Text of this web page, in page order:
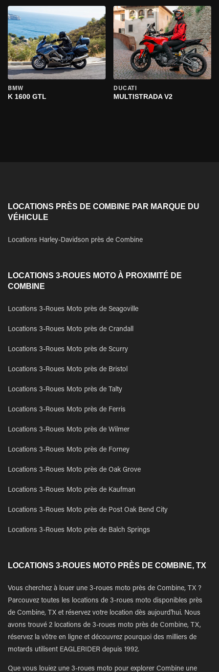
BMW
K 1600 GTL
DUCATI
MULTISTRADA V2
LOCATIONS PRÈS DE COMBINE PAR MARQUE DU
VÉHICULE
Locations Harley-Davidson près de Combine
LOCATIONS 3-ROUES MOTO À PROXIMITÉ DE
COMBINE
Locations 3-Roues Moto près de Seagoville
Locations 3-Roues Moto près de Crandall
Locations 3-Roues Moto près de Scurry
Locations 3-Roues Moto près de Bristol
Locations 3-Roues Moto près de Talty
Locations 3-Roues Moto près de Ferris
Locations 3-Roues Moto près de Wilmer
Locations 3-Roues Moto près de Forney
Locations 3-Roues Moto près de Oak Grove
Locations 3-Roues Moto près de Kaufman
Locations 3-Roues Moto près de Post Oak Bend City
Locations 3-Roues Moto près de Balch Springs
LOCATIONS 3-ROUES MOTO PRÈS DE COMBINE, TX
Vous cherchez à louer une 3-roues moto près de Combine, TX ?
Parcouvez toutes les locations de 3-roues moto disponibles près
de Combine, TX et réservez votre location dès aujourd'hui. Nous
avons trouvé 2 locations de 3-roues moto près de Combine, TX,
réservez la vôtre en ligne et découvrez pourquoi des milliers de
motards utilisent EAGLERIDER depuis 1992.
Que vous louiez une 3-roues moto pour explorer Combine une